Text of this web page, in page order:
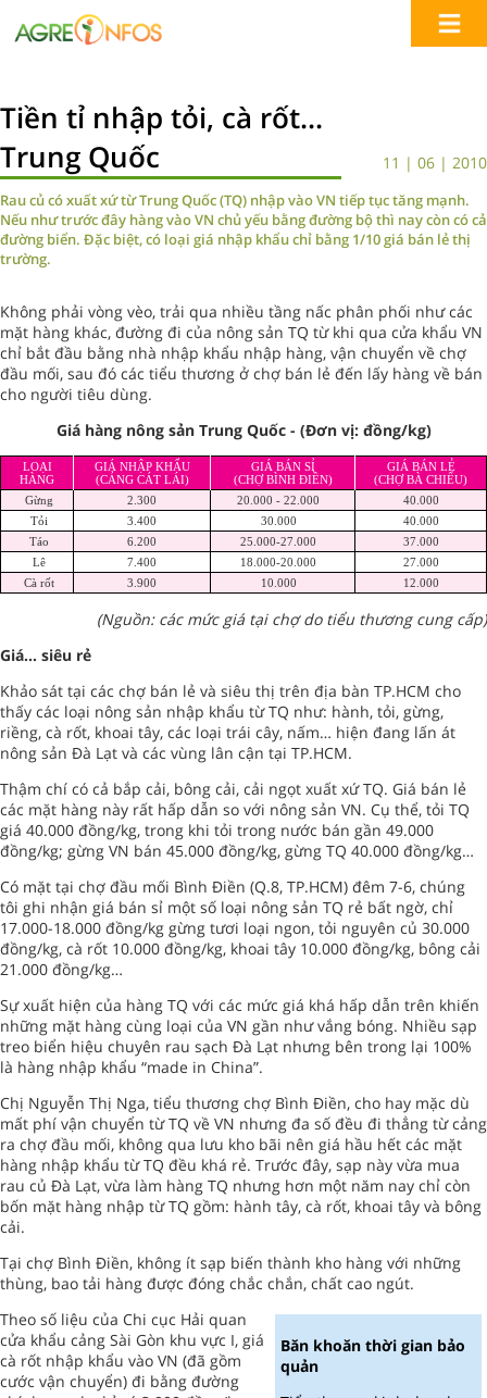
Tiền tỉ nhập tỏi, cà rốt...
Trung Quốc
11 | 06 | 2010
Rau củ có xuất xứ từ Trung Quốc (TQ) nhập vào VN tiếp tục tăng mạnh.
Nếu như trước đây hàng vào VN chủ yếu bằng đường bộ thì nay còn có cả
đường biển. Đặc biệt, có loại giá nhập khẩu chỉ bằng 1/10 giá bán lẻ thị
trường.
Không phải vòng vèo, trải qua nhiều tầng nấc phân phối như các
mặt hàng khác, đường đi của nông sản TQ từ khi qua cửa khẩu VN
chỉ bắt đầu bằng nhà nhập khẩu nhập hàng, vận chuyển về chợ
đầu mối, sau đó các tiểu thương ở chợ bán lẻ đến lấy hàng về bán
cho người tiêu dùng.
Giá hàng nông sản Trung Quốc - (Đơn vị: đồng/kg)
LOẠI
HÀNG
GIÁ NHẬP KHẨU
(CẢNG CÁT LÁI)
GIÁ BÁN SỈ
(CHỢ BÌNH ÐIỀN)
GIÁ BÁN LẺ
(CHỢ BÀ CHIỂU)
Gừng
2.300 20.000 - 22.000
40.000
Tỏi
3.400 30.000
40.000
Táo
6.200 25.000-27.000
37.000
Lê
7.400 18.000-20.000
27.000
Cà rốt
3.900 10.000 12.000
(Nguồn: các mức giá tại chợ do tiểu thương cung cấp)
Giá… siêu rẻ
Khảo sát tại các chợ bán lẻ và siêu thị trên địa bàn TP.HCM cho
thấy các loại nông sản nhập khẩu từ TQ như: hành, tỏi, gừng,
riềng, cà rốt, khoai tây, các loại trái cây, nấm… hiện đang lấn át
nông sản Đà Lạt và các vùng lân cận tại TP.HCM.
Thậm chí có cả bắp cải, bông cải, cải ngọt xuất xứ TQ. Giá bán lẻ
các mặt hàng này rất hấp dẫn so với nông sản VN. Cụ thể, tỏi TQ
giá 40.000 đồng/kg, trong khi tỏi trong nước bán gần 49.000
đồng/kg; gừng VN bán 45.000 đồng/kg, gừng TQ 40.000 đồng/kg…
Có mặt tại chợ đầu mối Bình Điền (Q.8, TP.HCM) đêm 7-6, chúng
tôi ghi nhận giá bán sỉ một số loại nông sản TQ rẻ bất ngờ, chỉ
17.000-18.000 đồng/kg gừng tươi loại ngon, tỏi nguyên củ 30.000
đồng/kg, cà rốt 10.000 đồng/kg, khoai tây 10.000 đồng/kg, bông cải
21.000 đồng/kg…
Sự xuất hiện của hàng TQ với các mức giá khá hấp dẫn trên khiến
những mặt hàng cùng loại của VN gần như vắng bóng. Nhiều sạp
treo biển hiệu chuyên rau sạch Đà Lạt nhưng bên trong lại 100%
là hàng nhập khẩu “made in China”.
Chị Nguyễn Thị Nga, tiểu thương chợ Bình Điền, cho hay mặc dù
mất phí vận chuyển từ TQ về VN nhưng đa số đều đi thẳng từ cảng
ra chợ đầu mối, không qua lưu kho bãi nên giá hầu hết các mặt
hàng nhập khẩu từ TQ đều khá rẻ. Trước đây, sạp này vừa mua
rau củ Đà Lạt, vừa làm hàng TQ nhưng hơn một năm nay chỉ còn
bốn mặt hàng nhập từ TQ gồm: hành tây, cà rốt, khoai tây và bông
cải.
Tại chợ Bình Điền, không ít sạp biến thành kho hàng với những
thùng, bao tải hàng được đóng chắc chắn, chất cao ngút.
Băn khoăn thời gian bảo
quản
Theo số liệu của Chi cục Hải quan
cửa khẩu cảng Sài Gòn khu vực I, giá
cà rốt nhập khẩu vào VN (đã gồm
cước vận chuyển) đi bằng đường